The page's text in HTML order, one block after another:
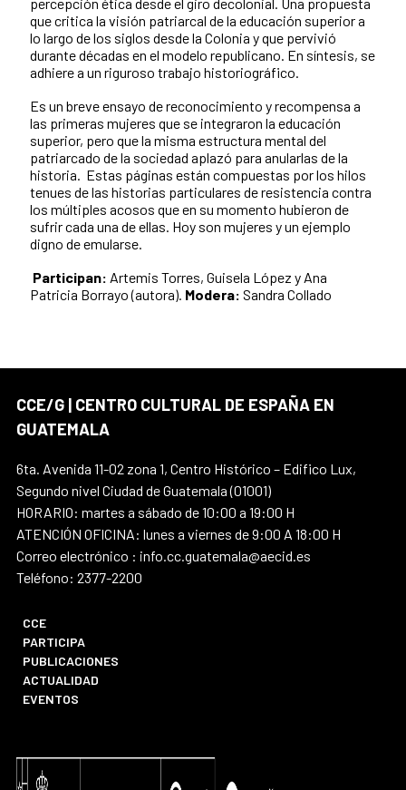
que critica la visión patriarcal de la educación superior a
lo largo de los siglos desde la Colonia y que pervivió
durante décadas en el modelo republicano. En síntesis, se
adhiere a un riguroso trabajo historiográfico.
Es un breve ensayo de reconocimiento y recompensa a
las primeras mujeres que se integraron la educación
superior, pero que la misma estructura mental del
patriarcado de la sociedad aplazó para anularlas de la
historia. Estas páginas están compuestas por los hilos
tenues de las historias particulares de resistencia contra
los múltiples acosos que en su momento hubieron de
sufrir cada una de ellas. Hoy son mujeres y un ejemplo
digno de emularse.
Participan: Artemis Torres, Guisela López y Ana
Patricia Borrayo (autora). Modera: Sandra Collado
CCE/G | CENTRO CULTURAL DE ESPAÑA EN
GUATEMALA
6ta. Avenida 11-02 zona 1, Centro Histórico – Edifico Lux,
Segundo nivel Ciudad de Guatemala (01001)
HORARIO: martes a sábado de 10:00 a 19:00 H
ATENCIÓN OFICINA: lunes a viernes de 9:00 A 18:00 H
Correo electrónico : info.cc.guatemala@aecid.es
Teléfono: 2377-2200
CCE
PARTICIPA
PUBLICACIONES
ACTUALIDAD
EVENTOS